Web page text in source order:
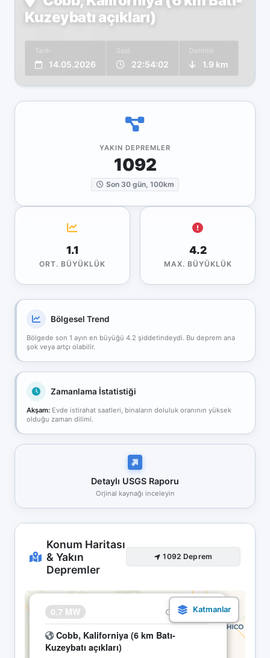
Kuzeybatı açıkları)
Tarih
14.05.2026
Saat
22:54:02
Derinlik
1.9 km
YAKIN DEPREMLER
1092
Son 30 gün, 100km
1.1
ORT. BÜYÜKLÜK
4.2
MAX. BÜYÜKLÜK
Bölgesel Trend
Bölgede son 1 ayın en büyüğü 4.2 şiddetindeydi. Bu deprem ana
şok veya artçı olabilir.
Zamanlama İstatistiği
Akşam: Evde istirahat saatleri, binaların doluluk oranının yüksek
olduğu zaman dilimi.
Detaylı USGS Raporu
Orjinal kaynağı inceleyin
Konum Haritası
& Yakın
Depremler
1092 Deprem
0.7 MW 14.05 22:54
Cobb, Kaliforniya (6 km Batı-
Kuzeybatı açıkları)
×